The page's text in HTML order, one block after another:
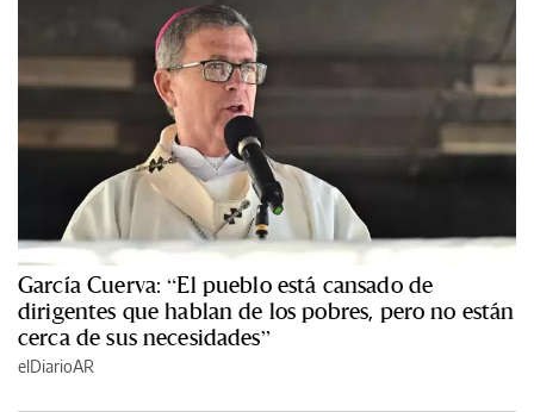
García Cuerva: “El pueblo está cansado de
dirigentes que hablan de los pobres, pero no están
cerca de sus necesidades”
elDiarioAR